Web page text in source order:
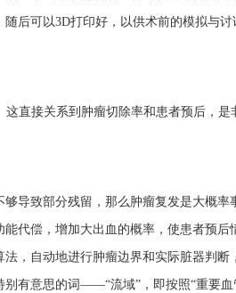
后可以3D打印好，以供术前的模拟与讨
这直接关系到肿瘤切除率和患者预后，是
够导致部分残留，那么肿瘤复发是大概
能代偿，增加大出血的概率，使患者预
法，自动地进行肿瘤边界和实际脏器判
别有意思的词——“流域”，即按照“重要